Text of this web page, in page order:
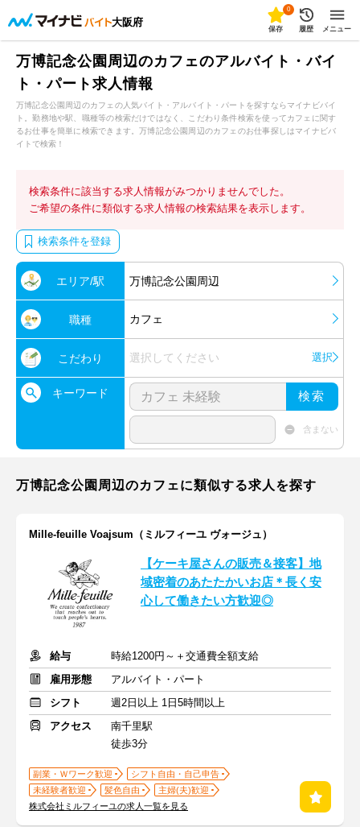
大阪府
0
保存 履歴 メニュー
万博記念公園周辺のカフェのアルバイト・バイ
ト・パート求人情報
万博記念公園周辺のカフェの人気バイト・アルバイト・パートを探すならマイナビバイ
ト。勤務地や駅、職種等の検索だけではなく、こだわり条件検索を使ってカフェに関す
るお仕事を簡単に検索できます。万博記念公園周辺のカフェのお仕事探しはマイナビバ
イトで検索！
検索条件に該当する求人情報がみつかりませんでした。
ご希望の条件に類似する求人情報の検索結果を表示します。
検索条件を登録
エリア/駅 万博記念公園周辺
職種 カフェ
こだわり 選択してください 選択
キーワード 検索
含まない
万博記念公園周辺のカフェに類似する求人を探す
Mille-feuille Voajsum（ミルフィーユ ヴォージュ）
【ケーキ屋さんの販売＆接客】地
域密着のあたたかいお店＊長く安
心して働きたい方歓迎◎
給与
時給1200円～＋交通費全額支給
雇用形態
アルバイト・パート
シフト
週2日以上 1日5時間以上
アクセス
南千里駅
徒歩3分
副業・Ｗワーク歓迎
シフト自由・自己申告
未経験者歓迎
髪色自由
主婦(夫)歓迎
株式会社ミルフィーユの求人一覧を見る